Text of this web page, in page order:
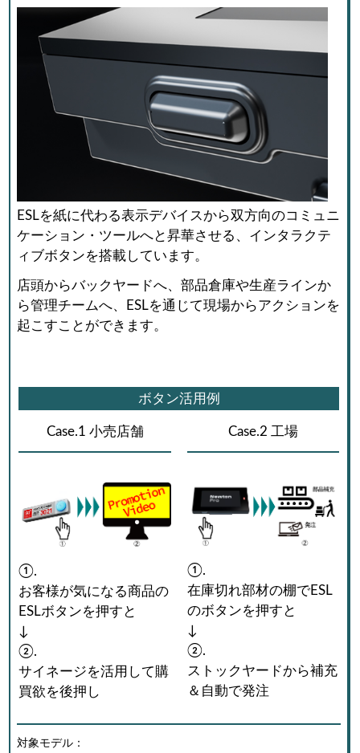
ESLを紙に代わる表示デバイスから双方向のコミュニ
ケーション・ツールへと昇華させる、インタラクテ
ィブボタンを搭載しています。
店頭からバックヤードへ、部品倉庫や生産ラインか
ら管理チームへ、ESLを通じて現場からアクションを
起こすことができます。
ボタン活用例
Case.1 小売店舗
①.
お客様が気になる商品の
ESLボタンを押すと
↓
②.
サイネージを活用して購
買欲を後押し
Case.2 工場
①.
在庫切れ部材の棚でESL
のボタンを押すと
↓
②.
ストックヤードから補充
＆自動で発注
対象モデル：